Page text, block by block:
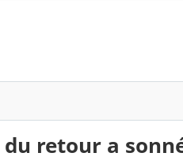
du retour a